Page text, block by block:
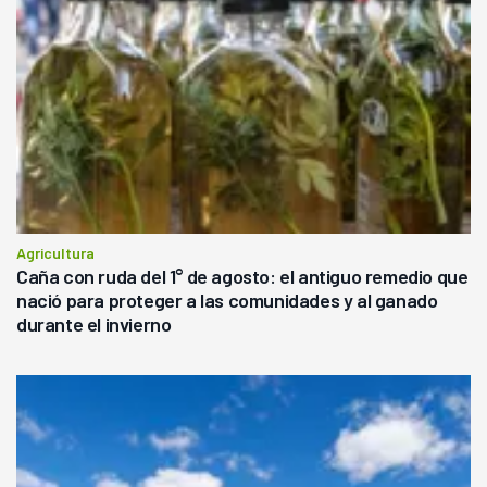
Agricultura
Caña con ruda del 1° de agosto: el antiguo remedio que
nació para proteger a las comunidades y al ganado
durante el invierno